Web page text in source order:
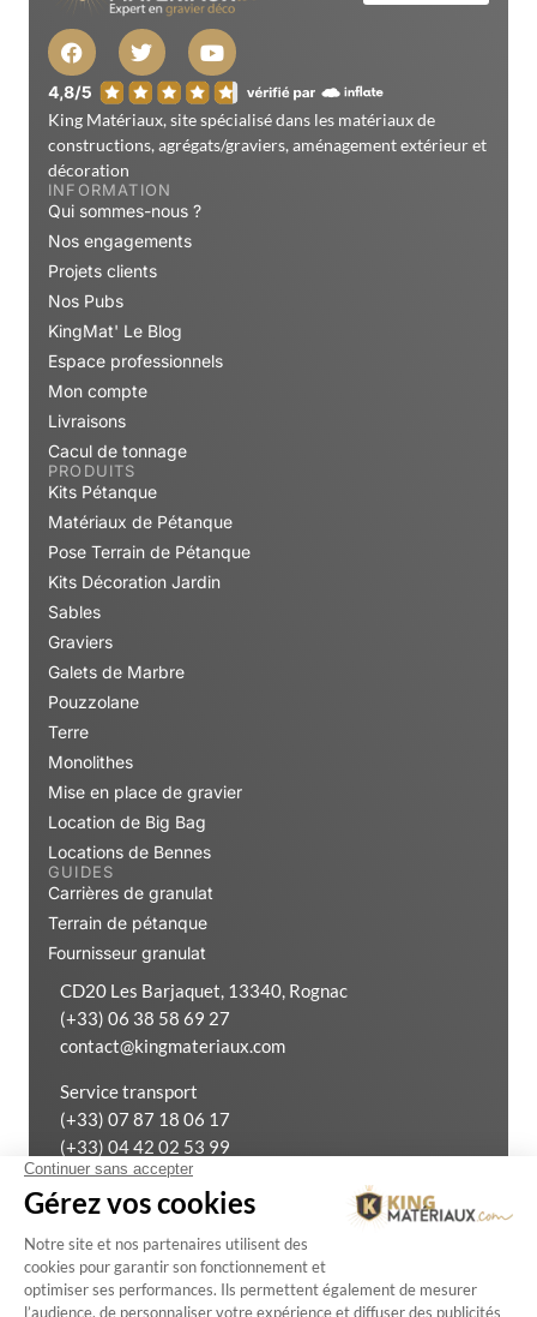
King Matériaux, site spécialisé dans les matériaux de
constructions, agrégats/graviers, aménagement extérieur et
décoration
INFORMATION
Qui sommes-nous ?
Nos engagements
Projets clients
Nos Pubs
KingMat' Le Blog
Espace professionnels
Mon compte
Livraisons
Cacul de tonnage
PRODUITS
Kits Pétanque
Matériaux de Pétanque
Pose Terrain de Pétanque
Kits Décoration Jardin
Sables
Graviers
Galets de Marbre
Pouzzolane
Terre
Monolithes
Mise en place de gravier
Location de Big Bag
Locations de Bennes
GUIDES
Carrières de granulat
Terrain de pétanque
Fournisseur granulat
CD20 Les Barjaquet, 13340, Rognac
(+33) 06 38 58 69 27
contact@kingmateriaux.com
Service transport
(+33) 07 87 18 06 17
(+33) 04 42 02 53 99
Exercer mon droit de rétractation